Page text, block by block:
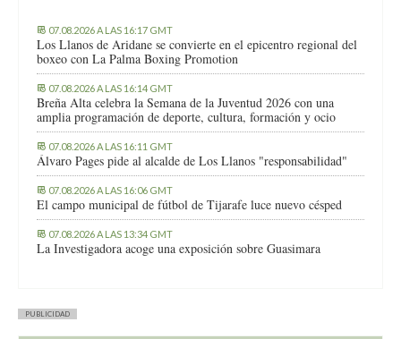
07.08.2026 A LAS 16:17 GMT
Los Llanos de Aridane se convierte en el epicentro regional del
boxeo con La Palma Boxing Promotion
07.08.2026 A LAS 16:14 GMT
Breña Alta celebra la Semana de la Juventud 2026 con una
amplia programación de deporte, cultura, formación y ocio
07.08.2026 A LAS 16:11 GMT
Álvaro Pages pide al alcalde de Los Llanos "responsabilidad"
07.08.2026 A LAS 16:06 GMT
El campo municipal de fútbol de Tijarafe luce nuevo césped
07.08.2026 A LAS 13:34 GMT
La Investigadora acoge una exposición sobre Guasimara
PUBLICIDAD